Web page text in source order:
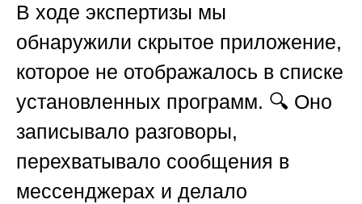
В ходе экспертизы мы
обнаружили скрытое приложение,
которое не отображалось в списке
установленных программ. 🔍 Оно
записывало разговоры,
перехватывало сообщения в
мессенджерах и делало